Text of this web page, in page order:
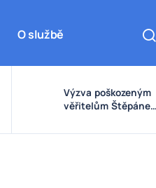
O službě
Výzva poškozeným
věřitelům Štěpánek